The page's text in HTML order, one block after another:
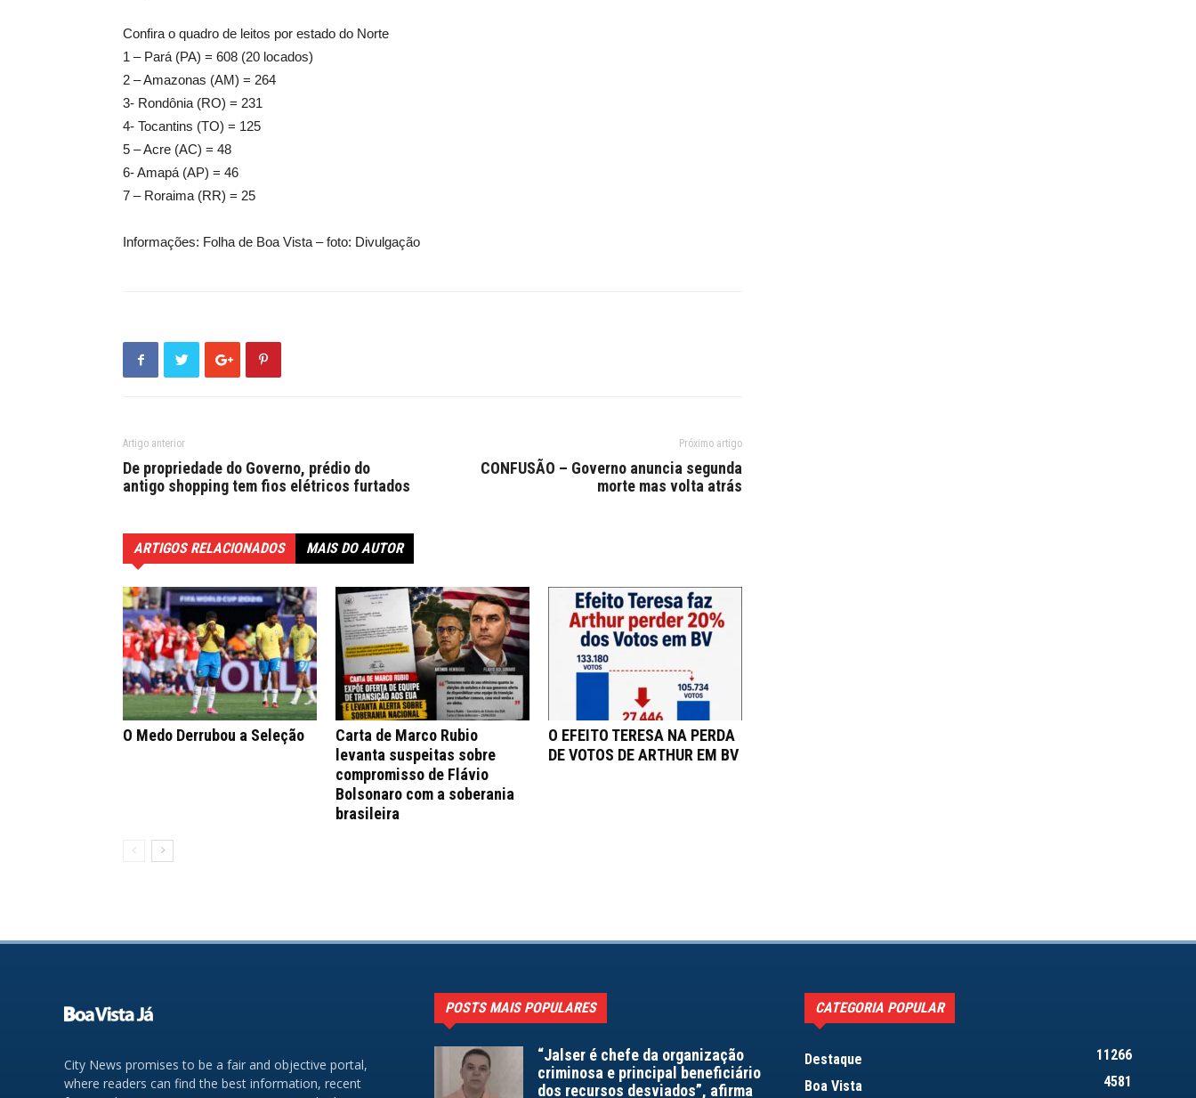
Confira o quadro de leitos por estado do Norte
1 – Pará (PA) = 608 (20 locados)
2 – Amazonas (AM) = 264
3- Rondônia (RO) = 231
4- Tocantins (TO) = 125
5 – Acre (AC) = 48
6- Amapá (AP) = 46
7 – Roraima (RR) = 25
Informações: Folha de Boa Vista – foto: Divulgação
Artigo anterior
De propriedade do Governo, prédio do
antigo shopping tem fios elétricos furtados
Próximo artigo
CONFUSÃO – Governo anuncia segunda
morte mas volta atrás
ARTIGOS RELACIONADOS MAIS DO AUTOR
O Medo Derrubou a Seleção
Carta de Marco Rubio
levanta suspeitas sobre
compromisso de Flávio
Bolsonaro com a soberania
brasileira
O EFEITO TERESA NA PERDA
DE VOTOS DE ARTHUR EM BV
City News promises to be a fair and objective portal,
where readers can find the best information, recent
POSTS MAIS POPULARES
“Jalser é chefe da organização
criminosa e principal beneficiário
dos recursos desviados”, afirma
CATEGORIA POPULAR
Destaque
11266
Boa Vista
4581